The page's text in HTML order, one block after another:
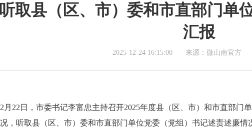
取县（区、市）委和市直部门单
汇报
2025-12-24 16:15:00 来源：微山南官方
月22日，市委书记李富忠主持召开2025年度县（区、市）和市直部门
，听取县（区、市）委和市直部门单位党委（党组）书记述责述廉情